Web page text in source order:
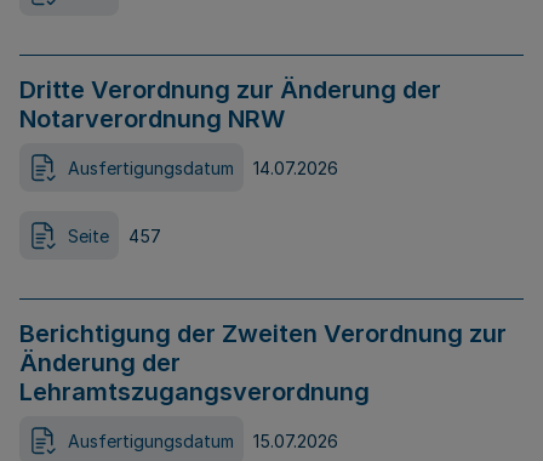
Dritte Verordnung zur Änderung der
Notarverordnung NRW
Ausfertigungsdatum 14.07.2026
Seite 457
Berichtigung der Zweiten Verordnung zur
Änderung der
Lehramtszugangsverordnung
Ausfertigungsdatum 15.07.2026